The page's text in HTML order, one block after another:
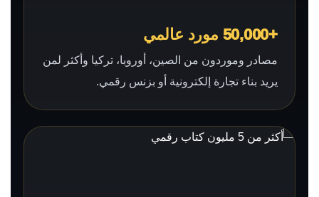
+50,000 مورد عالمي
مصادر وموردون من الصين، أوروبا، تركيا وأكثر لمن
يريد بناء تجارة إلكترونية أو بزنس رقمي.